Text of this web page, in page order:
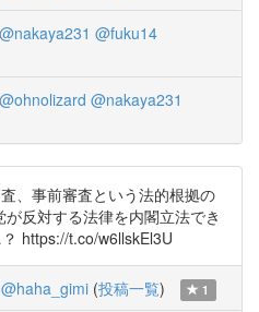
@nakaya231 @fuku14
@ohnolizard @nakaya231
、事前審査という法的根拠の
反対する法律を内閣立法でき
https://t.co/w6llskEl3U
@haha_gimi (投稿一覧) 1